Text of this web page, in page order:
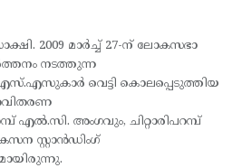
2009 മാര്‍ച്ച് 27-ന് ലോകസഭാ
നടത്തുന്ന
വെട്ടി കൊലപ്പെടുത്തിയ
എല്‍.സി. അംഗവും, ചിറ്റാരിപറമ്പ്
സ്റ്റാന്‍ഡിംഗ്